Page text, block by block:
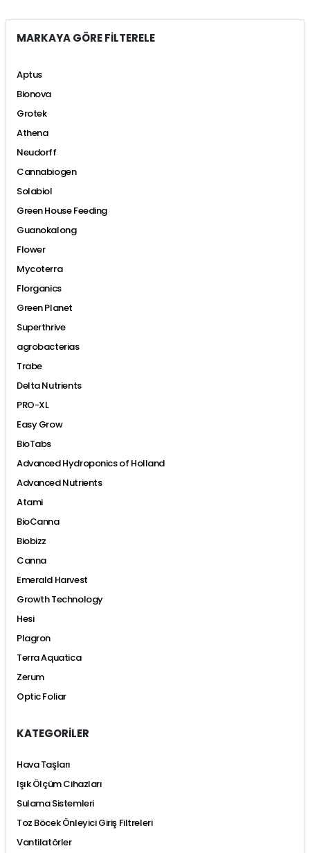
MARKAYA GÖRE FİLTERELE
Aptus
Bionova
Grotek
Athena
Neudorff
Cannabiogen
Solabiol
Green House Feeding
Guanokalong
Flower
Mycoterra
Florganics
Green Planet
Superthrive
agrobacterias
Trabe
Delta Nutrients
PRO-XL
Easy Grow
BioTabs
Advanced Hydroponics of Holland
Advanced Nutrients
Atami
BioCanna
Biobizz
Canna
Emerald Harvest
Growth Technology
Hesi
Plagron
Terra Aquatica
Zerum
Optic Foliar
KATEGORİLER
Hava Taşları
Işık Ölçüm Cihazları
Sulama Sistemleri
Toz Böcek Önleyici Giriş Filtreleri
Vantilatörler